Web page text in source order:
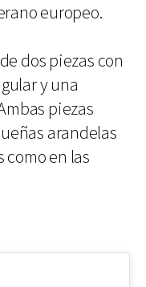
europeo.
dos piezas con
y una
piezas
arandelas
como en las